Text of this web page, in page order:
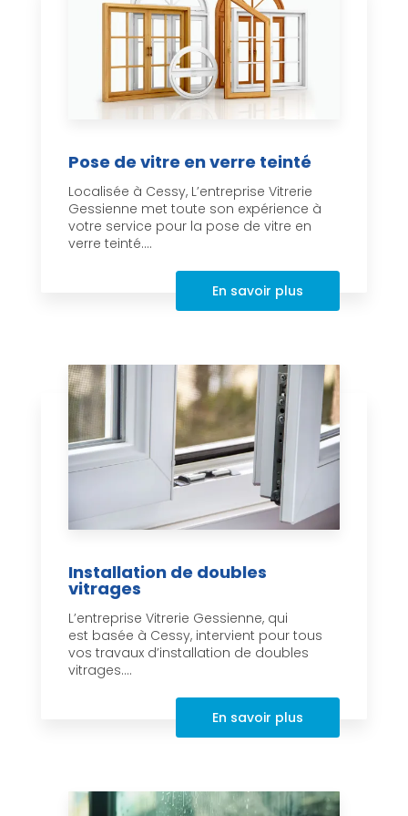
Pose de vitre en verre teinté
Localisée à Cessy, L’entreprise Vitrerie
Gessienne met toute son expérience à
votre service pour la pose de vitre en
verre teinté....
En savoir plus
Installation de doubles
vitrages
L’entreprise Vitrerie Gessienne, qui
est basée à Cessy, intervient pour tous
vos travaux d’installation de doubles
vitrages....
En savoir plus